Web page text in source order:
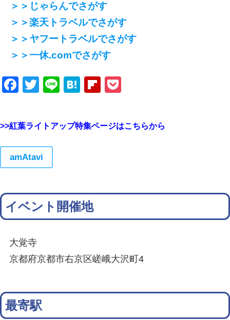
＞＞じゃらんでさがす
＞＞楽天トラベルでさがす
＞＞ヤフートラベルでさがす
＞＞一休.comでさがす
Facebook
Twitter
LineHatenaFlipboard
>>紅葉ライトアップ特集ページはこちらから
amAtavi
イベント開催地
大覚寺
京都府京都市右京区嵯峨大沢町4
最寄駅